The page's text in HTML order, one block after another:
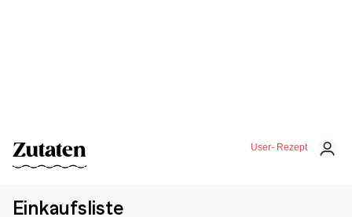
User- Rezept
Zutaten